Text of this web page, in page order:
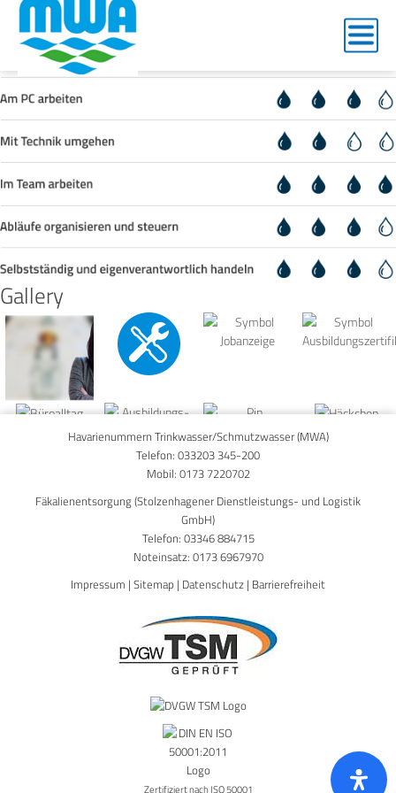
bueromanagement-2
Gallery
Havarienummern Trinkwasser/Schmutzwasser (MWA)
Telefon: 033203 345-200
Mobil: 0173 7220702
Fäkalienentsorgung (Stolzenhagener Dienstleistungs- und Logistik
GmbH)
Telefon: 03346 884715
Noteinsatz: 0173 6967970
Impressum | Sitemap | Datenschutz | Barrierefreiheit
Zertifiziert nach ISO 50001